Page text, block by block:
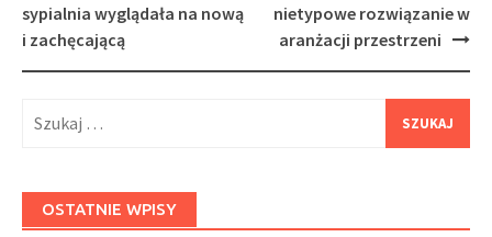
navigation
sypialnia wyglądała na nową
i zachęcającą
nietypowe rozwiązanie w
aranżacji przestrzeni
OSTATNIE WPISY